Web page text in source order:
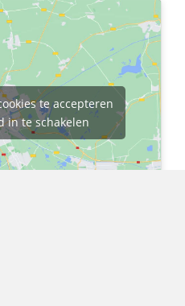
te accepteren
in te schakelen